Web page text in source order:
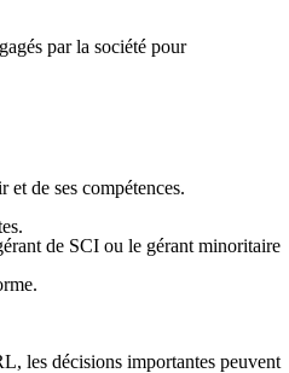
par la société pour
de ses compétences.
de SCI ou le gérant minoritaire
les décisions importantes peuvent